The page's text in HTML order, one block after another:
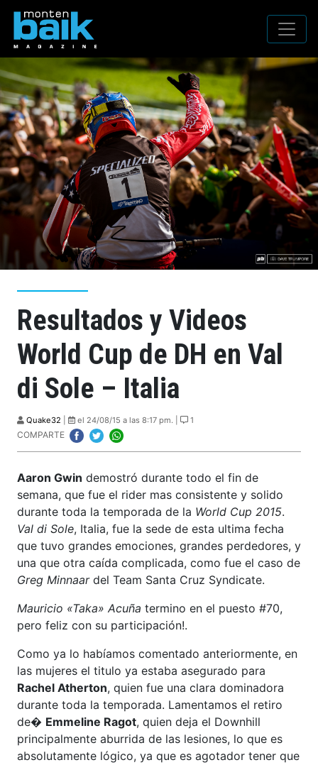
Resultados y Videos
World Cup de DH en Val
di Sole – Italia
Quake32 el 24/08/15 a las 8:17 pm. | 1
COMPARTE
Aaron Gwin demostró durante todo el fin de
semana, que fue el rider mas consistente y solido
durante toda la temporada de la World Cup 2015.
Val di Sole, Italia, fue la sede de esta ultima fecha
que tuvo grandes emociones, grandes perdedores, y
una que otra caída complicada, como fue el caso de
Greg Minnaardel Team Santa Cruz Syndicate.
Mauricio «Taka» Acuña termino en el puesto #70,
pero feliz con su participación!.
Como ya lo habíamos comentado anteriormente, en
las mujeres el titulo ya estaba asegurado para
Rachel Atherton, quien fue una clara dominadora
durante toda la temporada. Lamentamos el retiro
de� Emmeline Ragot, quien deja el Downhill
principalmente aburrida de las lesiones, lo que es
absolutamente lógico, ya que es agotador tener que